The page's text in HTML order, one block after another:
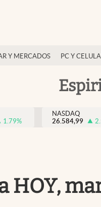
Y MERCADOS PC Y
1.79%
NASDAQ
26.584,99
HOY,